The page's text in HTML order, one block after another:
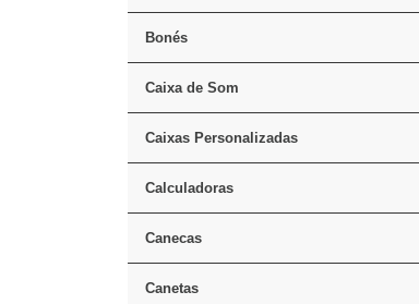
Bonés
Caixa de Som
Caixas Personalizadas
Calculadoras
Canecas
Canetas